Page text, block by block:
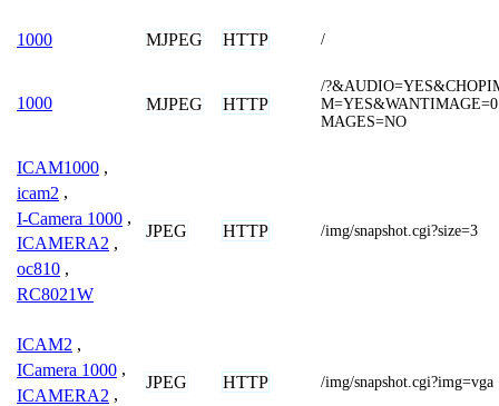
1000 MJPEG HTTP /
1000 MJPEG HTTP
/
MAGES=NO
ICAM1000 ,
icam2 ,
I-Camera 1000 ,
ICAMERA2 ,
oc810 ,
RC8021W
JPEG HTTP /img/snapshot.cgi?size=3
ICAM2 ,
ICamera 1000 ,
ICAMERA2 ,
JPEG HTTP /img/snapshot.cgi?img=vga